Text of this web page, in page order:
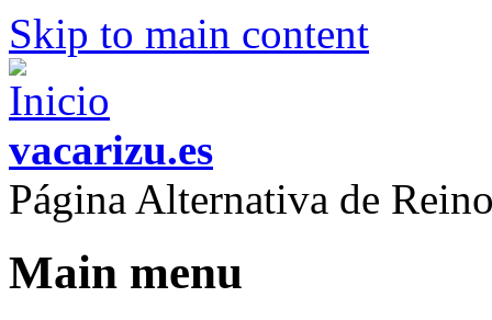
Skip to main content
vacarizu.es
Página Alternativa de
Main menu